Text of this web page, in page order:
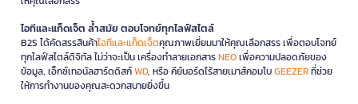
ไอทีและแก็ดเจ็ต ล้ำสมัย ตอบโจทย์ทุกไลฟ์สไตล์
B2S ได้คัดสรรสินค้าไอทีและแก็ดเจ็ตคุณภาพเยี่ยมมาให้คุณเลือกสรร เพื่อตอบโจทย์
ทุกไลฟ์สไตล์ดิจิทัล ไม่ว่าจะเป็น เครื่องทำลายเอกสารNEOเพื่อความปลอดภัยของ
ข้อมูล, เอ็กซ์เทอนัลฮาร์ดดิสก์WD, หรือ คีย์บอร์ดไร้สายเมาส์คอมโบGEEZERที่ช่วย
ให้การทำงานของคุณสะดวกสบายยิ่งขึ้น